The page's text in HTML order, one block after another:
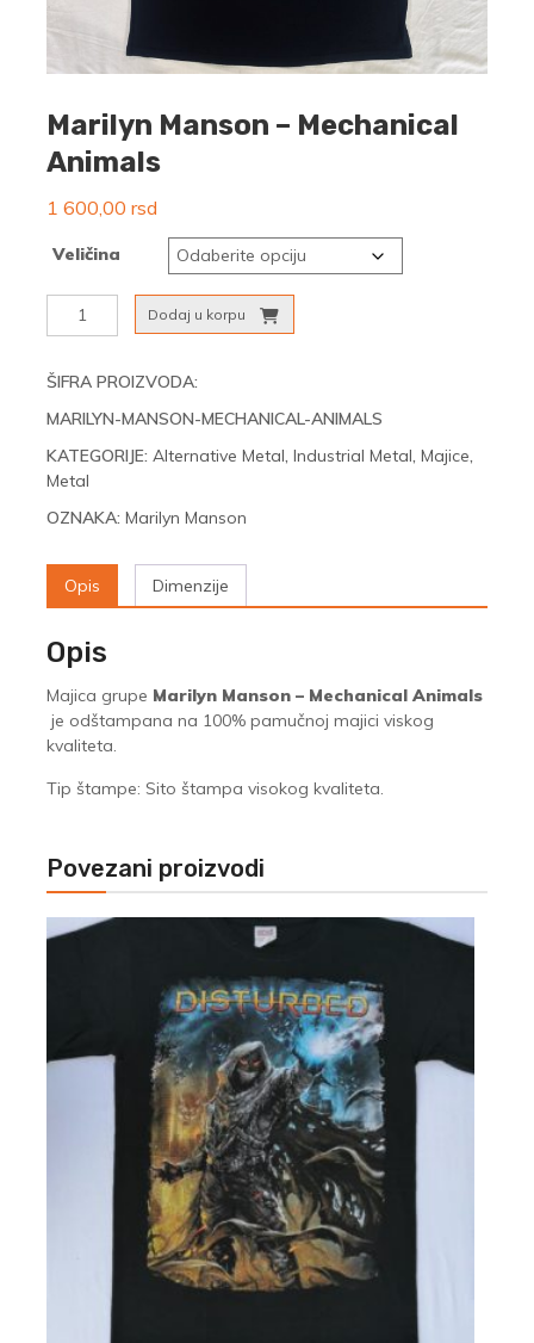
Marilyn Manson – Mechanical
Animals
1 600,00 rsd
Veličina
Marilyn
Manson
Mechanical
količina
Dodaj u korpu
ŠIFRA PROIZVODA:
MARILYN-MANSON-MECHANICAL-ANIMALS
KATEGORIJE: Alternative Metal, Industrial Metal, Majice,
Metal
OZNAKA: Marilyn Manson
Opis Dimenzije
Opis
Majica grupe Marilyn Manson – Mechanical Animals
je odštampana na 100% pamučnoj majici viskog
kvaliteta.
Tip štampe: Sito štampa visokog kvaliteta.
Povezani proizvodi